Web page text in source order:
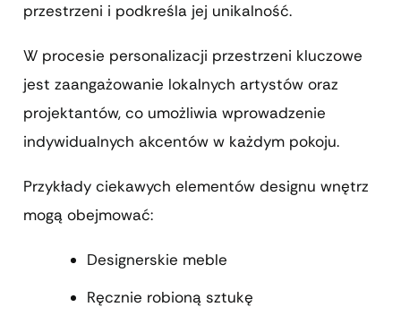
przestrzeni i podkreśla jej unikalność.
W procesie personalizacji przestrzeni kluczowe
jest zaangażowanie lokalnych artystów oraz
projektantów, co umożliwia wprowadzenie
indywidualnych akcentów w każdym pokoju.
Przykłady ciekawych elementów designu wnętrz
mogą obejmować:
Designerskie meble
Ręcznie robioną sztukę